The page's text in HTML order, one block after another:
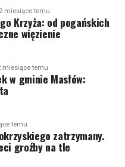
2 miesiące temu
Krzyża: od pogańskich
więzienie
miesiące temu
w gminie Masłów:
temu
zatrzymany.
groźby na tle